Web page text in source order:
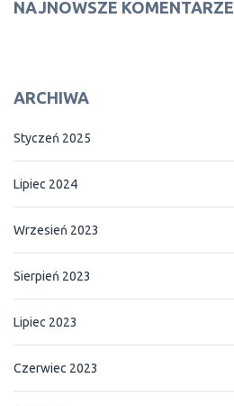
NAJNOWSZE KOMENTARZE
ARCHIWA
Styczeń 2025
Lipiec 2024
Wrzesień 2023
Sierpień 2023
Lipiec 2023
Czerwiec 2023